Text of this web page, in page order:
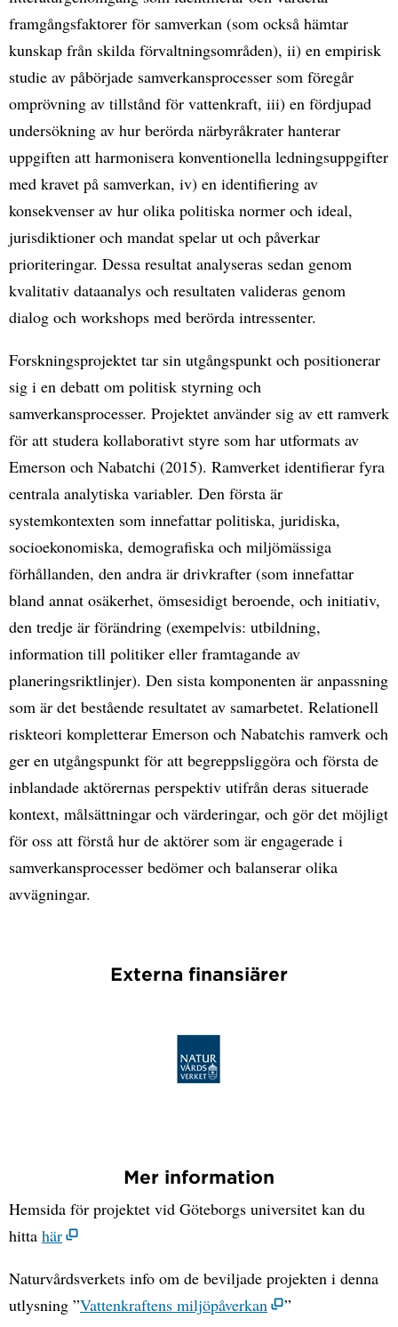
framgångsfaktorer för samverkan (som också hämtar
kunskap från skilda förvaltningsområden), ii) en empirisk
studie av påbörjade samverkansprocesser som föregår
omprövning av tillstånd för vattenkraft, iii) en fördjupad
undersökning av hur berörda närbyråkrater hanterar
uppgiften att harmonisera konventionella ledningsuppgifter
med kravet på samverkan, iv) en identifiering av
konsekvenser av hur olika politiska normer och ideal,
jurisdiktioner och mandat spelar ut och påverkar
prioriteringar. Dessa resultat analyseras sedan genom
kvalitativ dataanalys och resultaten valideras genom
dialog och workshops med berörda intressenter.
Forskningsprojektet tar sin utgångspunkt och positionerar
sig i en debatt om politisk styrning och
samverkansprocesser. Projektet använder sig av ett ramverk
för att studera kollaborativt styre som har utformats av
Emerson och Nabatchi (2015). Ramverket identifierar fyra
centrala analytiska variabler. Den första är
systemkontexten som innefattar politiska, juridiska,
socioekonomiska, demografiska och miljömässiga
förhållanden, den andra är drivkrafter (som innefattar
bland annat osäkerhet, ömsesidigt beroende, och initiativ,
den tredje är förändring (exempelvis: utbildning,
information till politiker eller framtagande av
planeringsriktlinjer). Den sista komponenten är anpassning
som är det bestående resultatet av samarbetet. Relationell
riskteori kompletterar Emerson och Nabatchis ramverk och
ger en utgångspunkt för att begreppsliggöra och första de
inblandade aktörernas perspektiv utifrån deras situerade
kontext, målsättningar och värderingar, och gör det möjligt
för oss att förstå hur de aktörer som är engagerade i
samverkansprocesser bedömer och balanserar olika
avvägningar.
Externa finansiärer
Mer information
Hemsida för projektet vid Göteborgs universitet kan du
hitta här
Naturvårdsverkets info om de beviljade projekten i denna
utlysning ”Vattenkraftens miljöpåverkan ”